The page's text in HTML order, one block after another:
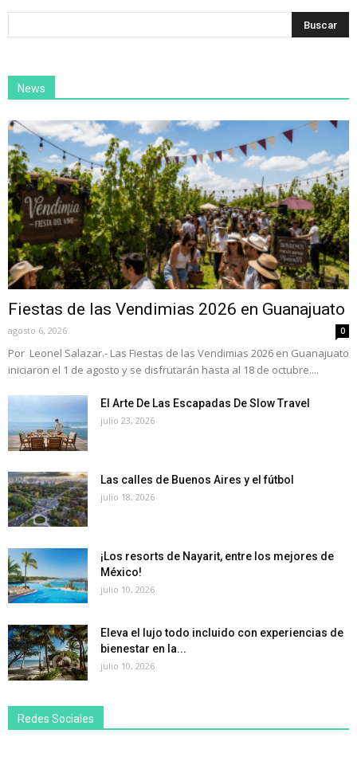
News
Fiestas de las Vendimias 2026 en Guanajuato
agosto 6, 2026 0
Por Leonel Salazar.- Las Fiestas de las Vendimias 2026 en Guanajuato
iniciaron el 1 de agosto y se disfrutarán hasta al 18 de octubre....
El Arte De Las Escapadas De Slow Travel
julio 23, 2026
Las calles de Buenos Aires y el fútbol
julio 18, 2026
¡Los resorts de Nayarit, entre los mejores de
México!
julio 10, 2026
Eleva el lujo todo incluido con experiencias de
bienestar en la...
julio 10, 2026
Redes Sociales